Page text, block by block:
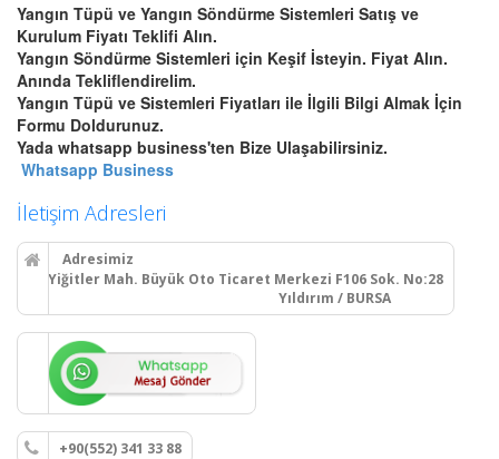
Bursa Otomatik Gazlı Söndürme
ve Mühendislik Sistemleri
Bursa FM200, Novec 1230
montaj ve tüp dolumu.
Bursa Yangın Dolabı, Hortum
Yangın Tüpü ve Yangın Söndürme Sistemleri Satış ve
Kurulum Fiyatı Teklifi Alın.
Yangın Söndürme Sistemleri için Keşif İsteyin. Fiyat Alın.
Anında Tekliflendirelim.
Yangın Tüpü ve Sistemleri Fiyatları ile İlgili Bilgi Almak İçin
Formu Doldurunuz.
Yada whatsapp business'ten Bize Ulaşabilirsiniz.
Whatsapp Business
İletişim Adresleri
Adresimiz
Yiğitler Mah. Büyük Oto Ticaret Merkezi F106 Sok. No:28
Yıldırım / BURSA
+90(552) 341 33 88